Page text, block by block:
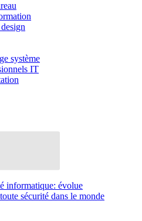
système
IT
informatique: évolue
sécurité dans le monde